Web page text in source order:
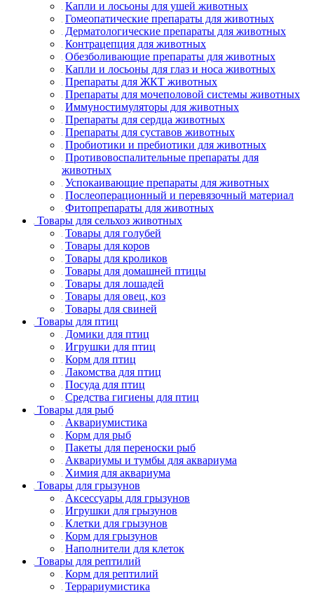
Капли и лосьоны для ушей животных
Гомеопатические препараты для животных
Дерматологические препараты для животных
Контрацепция для животных
Обезболивающие препараты для животных
Капли и лосьоны для глаз и носа животных
Препараты для ЖКТ животных
Препараты для мочеполовой системы животных
Иммуностимуляторы для животных
Препараты для сердца животных
Препараты для суставов животных
Пробиотики и пребиотики для животных
Противовоспалительные препараты для
животных
Успокаивающие препараты для животных
Послеоперационный и перевязочный материал
Фитопрепараты для животных
Товары для сельхоз животных
Товары для голубей
Товары для коров
Товары для кроликов
Товары для домашней птицы
Товары для лошадей
Товары для овец, коз
Товары для свиней
Товары для птиц
Домики для птиц
Игрушки для птиц
Корм для птиц
Лакомства для птиц
Посуда для птиц
Средства гигиены для птиц
Товары для рыб
Аквариумистика
Корм для рыб
Пакеты для переноски рыб
Аквариумы и тумбы для аквариума
Химия для аквариума
Товары для грызунов
Аксессуары для грызунов
Игрушки для грызунов
Клетки для грызунов
Корм для грызунов
Наполнители для клеток
Товары для рептилий
Корм для рептилий
Террариумистика